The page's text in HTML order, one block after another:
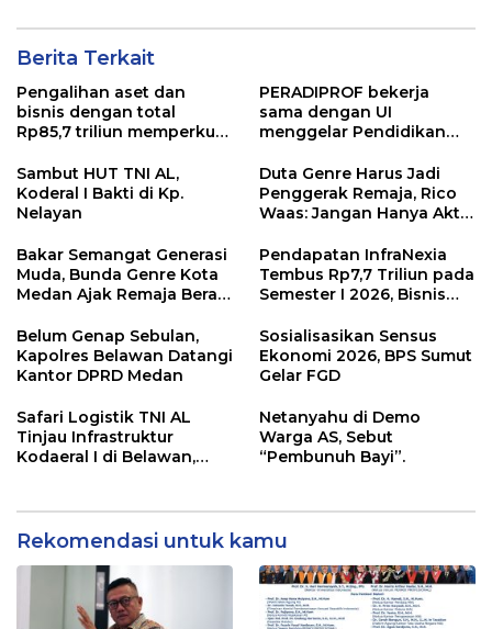
Berita Terkait
Pengalihan aset dan
bisnis dengan total
Rp85,7 triliun memperkuat
mengembangkan lebih
dari 90% aset jaringan
Telkom
PERADIPROF bekerja
sama dengan UI
menggelar Pendidikan
(PKPA)
Sambut HUT TNI AL,
Koderal I Bakti di Kp.
Nelayan
Duta Genre Harus Jadi
Penggerak Remaja, Rico
Waas: Jangan Hanya Aktif
Bakar Semangat Generasi
Muda, Bunda Genre Kota
Medan Ajak Remaja Berani
Pendapatan InfraNexia
Tembus Rp7,7 Triliun pada
Semester I 2026, Bisnis
Persen
Belum Genap Sebulan,
Kapolres Belawan Datangi
Kantor DPRD Medan
Sosialisasikan Sensus
Ekonomi 2026, BPS Sumut
Gelar FGD
Safari Logistik TNI AL
Tinjau Infrastruktur
Kodaeral I di Belawan,
Netanyahu di Demo
Warga AS, Sebut
“Pembunuh Bayi”.
Rekomendasi untuk kamu